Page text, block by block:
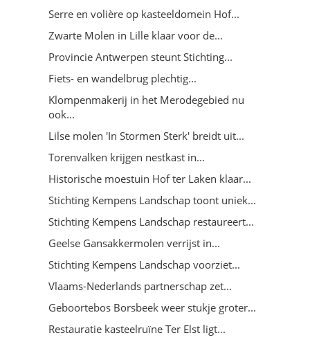
Serre en volière op kasteeldomein Hof...
Zwarte Molen in Lille klaar voor de...
Provincie Antwerpen steunt Stichting...
Fiets- en wandelbrug plechtig...
Klompenmakerij in het Merodegebied nu
ook...
Lilse molen 'In Stormen Sterk' breidt uit...
Torenvalken krijgen nestkast in...
Historische moestuin Hof ter Laken klaar...
Stichting Kempens Landschap toont uniek...
Stichting Kempens Landschap restaureert...
Geelse Gansakkermolen verrijst in...
Stichting Kempens Landschap voorziet...
Vlaams-Nederlands partnerschap zet...
Geboortebos Borsbeek weer stukje groter...
Restauratie kasteelruïne Ter Elst ligt...